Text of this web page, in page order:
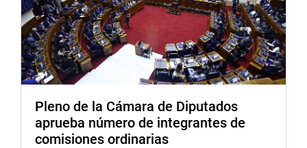
implementación tecnológica. El nuevo Hospital Antonio
Lorena será el primer hospital digital y con certificación
LEED del sur peruano, un modelo de sostenibilidad y
eficiencia en salud pública.
Asimismo, el parlamentario desarrolló una Mesa Técnica
implementación del Geoparque del Glaciar Quelccaya,
promoviendo el turismo sostenible, la investigación
científica y la conservación ambiental en Cusco y Puno.
Pleno de la Cámara de Diputados
aprueba número de integrantes de
comisiones ordinarias